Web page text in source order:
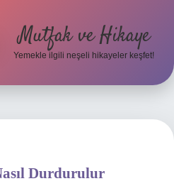
Mutfak ve Hikaye
Yemekle ilgili neşeli hikayeler keşfet!
Durdurulur